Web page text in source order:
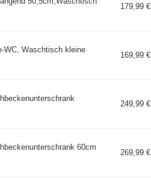
179,99 €
WC, Waschtisch kleine
169,99 €
249,99 €
60cm
269,99 €